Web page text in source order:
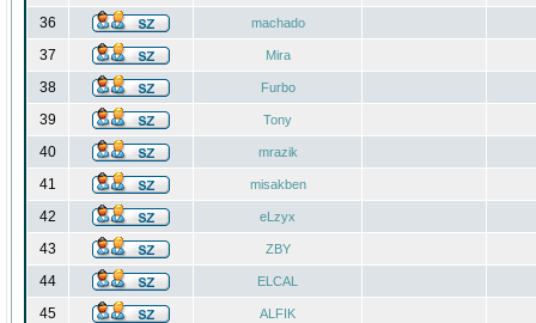
36 machado
37 Mira
38 Furbo
39 Tony
40 mrazik
41 misakben
42 eLzyx
43 ZBY
44 ELCAL
45 ALFIK